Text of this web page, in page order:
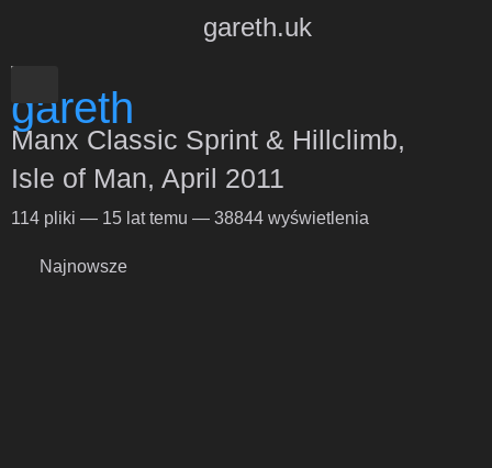
gareth.uk
Manx Classic Sprint & Hillclimb,
Isle of Man, April 2011
114 pliki — 15 lat temu — 38844 wyświetlenia
Najnowsze